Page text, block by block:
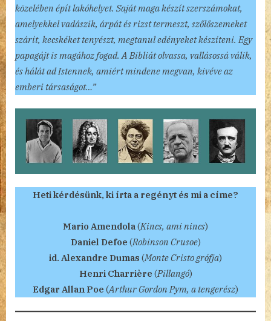
közelében épít lakóhelyet. Saját maga készít szerszámokat,
amelyekkel vadászik, árpát és rizst termeszt, szőlőszemeket
szárít, kecskéket tenyészt, megtanul edényeket készíteni. Egy
papagájt is magához fogad. A Bibliát olvassa, vallásossá válik,
és hálát ad Istennek, amiért mindene megvan, kivéve az
emberi társaságot…”
Heti kérdésünk, ki írta a regényt és mi a címe?
Mario Amendola(Kincs, ami nincs)
Daniel Defoe (Robinson Crusoe)
id. Alexandre Dumas (Monte Cristo grófja)
Henri Charrière (Pillangó)
Edgar Allan Poe (Arthur Gordon Pym, a tengerész)